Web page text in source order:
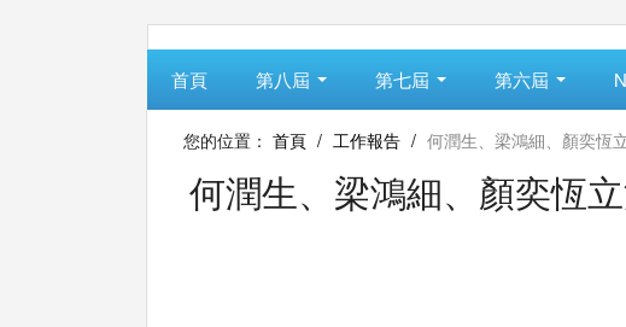
首頁 第八屆 第七屆 第六屆
您的位置： 首頁 / 工作報告 / 何潤生、梁鴻細、顏奕恆
何潤生、梁鴻細、顏奕恆